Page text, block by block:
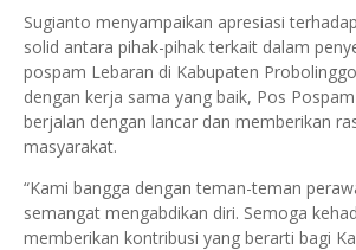
Sugianto menyampaikan apresiasi
solid antara pihak-pihak terkait dalam
pospam Lebaran di Kabupaten
dengan kerja sama yang baik, Pos
berjalan dengan lancar dan memberikan
masyarakat.
“Kami bangga dengan teman-teman
semangat mengabdikan diri. Semoga
memberikan kontribusi yang berarti bagi